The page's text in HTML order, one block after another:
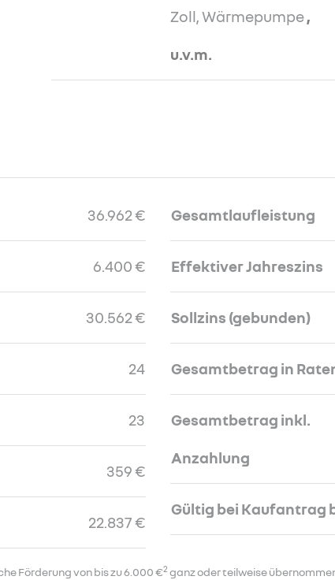
Zoll, Wärmepumpe,
u.v.m.
36.962 €
6.400 €
30.562 €
24
23
359 €
22.837 €
Gesamtlaufleistung
Effektiver Jahreszins
Sollzins (gebunden)
Gesamtbetrag in
Gesamtbetrag inkl.
Anzahlung
Gültig bei Kaufantrag
Förderung von bis zu 6.000 €2 ganz oder teilweise